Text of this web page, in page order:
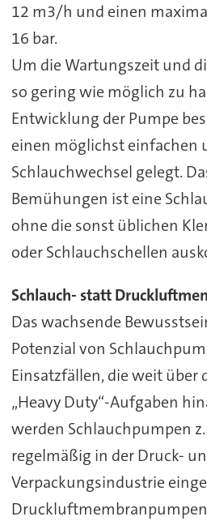
12 m3/h und einen
16 bar.
Um die Wartungszeit und
so gering wie möglich zu
Entwicklung der Pumpe
einen möglichst einfachen
Schlauchwechsel gelegt.
Bemühungen ist eine
ohne die sonst üblichen
oder Schlauchschellen
Schlauch- statt
Das wachsende
Potenzial von
Einsatzfällen, die weit über
„Heavy Duty“-Aufgaben
werden Schlauchpumpen
regelmäßig in der Druck-
Verpackungsindustrie
Druckluftmembranpumpen